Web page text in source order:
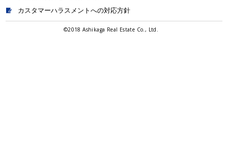
カスタマーハラスメントへの対応方針
©2018 Ashikaga Real Estate Co., Ltd.